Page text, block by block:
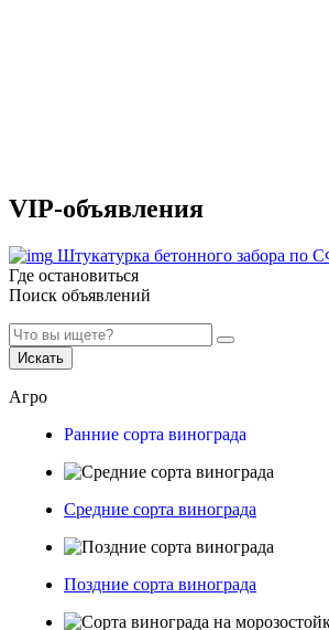
VIP-объявления
Штукатурка бетонного забора по
Где остановиться
Поиск объявлений
Искать
Агро
Ранние сорта винограда
Средние сорта винограда
Поздние сорта винограда